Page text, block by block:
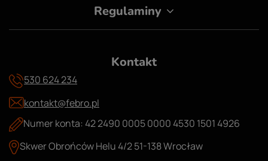
Regulaminy
Kontakt
530 624 234
kontakt@febro.pl
Numer konta: 42 2490 0005 0000 4530 1501 4926
Skwer Obrońców Helu 4/2 51-138 Wrocław